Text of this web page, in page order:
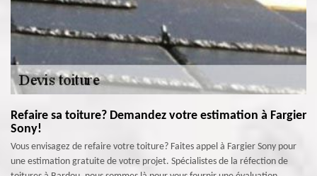
Refaire sa toiture? Demandez votre estimation à Fargier
Sony!
Vous envisagez de refaire votre toiture? Faites appel à Fargier Sony pour
une estimation gratuite de votre projet. Spécialistes de la réfection de